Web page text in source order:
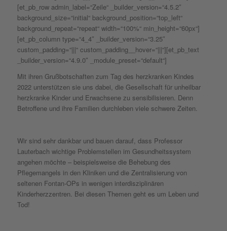
[et_pb_row admin_label=“Zeile“ _builder_version=“4.5.2″
background_size=“initial“ background_position=“top_left“
background_repeat=“repeat“ width=“100%“ min_height=“60px“]
[et_pb_column type=“4_4″ _builder_version=“3.25″
custom_padding=“|||“ custom_padding__hover=“|||“][et_pb_text
_builder_version=“4.9.0″ _module_preset=“default“]
Mit ihren Grußbotschaften zum Tag des herzkranken Kindes
2022 unterstützen sie uns dabei, die Gesellschaft für unheilbar
herzkranke Kinder und Erwachsene zu sensibilisieren. Denn
Betroffene und ihre Familien durchleben viele schwere Zeiten.
Wir sind sehr dankbar und bauen darauf, dass Professor
Lauterbach wichtige Problemstellen im Gesundheitssystem
angehen möchte – beispielsweise die Behebung des
Pflegemangels in den Kliniken und die Zentralisierung von
seltenen Fontan-OPs in wenigen interdisziplinären
Kinderherzzentren. Bei diesen Themen geht es um Leben und
Tod!